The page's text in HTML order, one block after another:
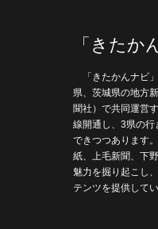
「きたか
「きたかんナビ
県、茨城県の地方
聞社）で共同運営
線開通し、3県の
できつつあります
紙、上毛新聞、下
魅力を掘り起こし
テンツを提供してい